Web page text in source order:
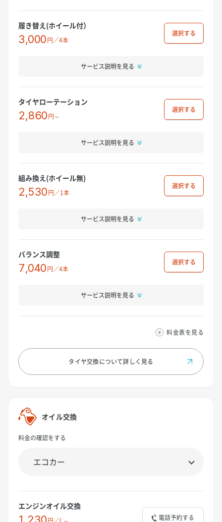
履き替え(ホイール付）
3,000円／4本
選択
サービス説明を見る
タイヤローテーション
2,860円～
選択
サービス説明を見る
組み換え(ホイール無)
2,530円／1本
選択
サービス説明を見る
バランス調整
7,040円／4本
選択
サービス説明を見る
料金表を見る
タイヤ交換について詳しく見る
オイル交換
料金の確認をする
エンジンオイル交換
電話予約する